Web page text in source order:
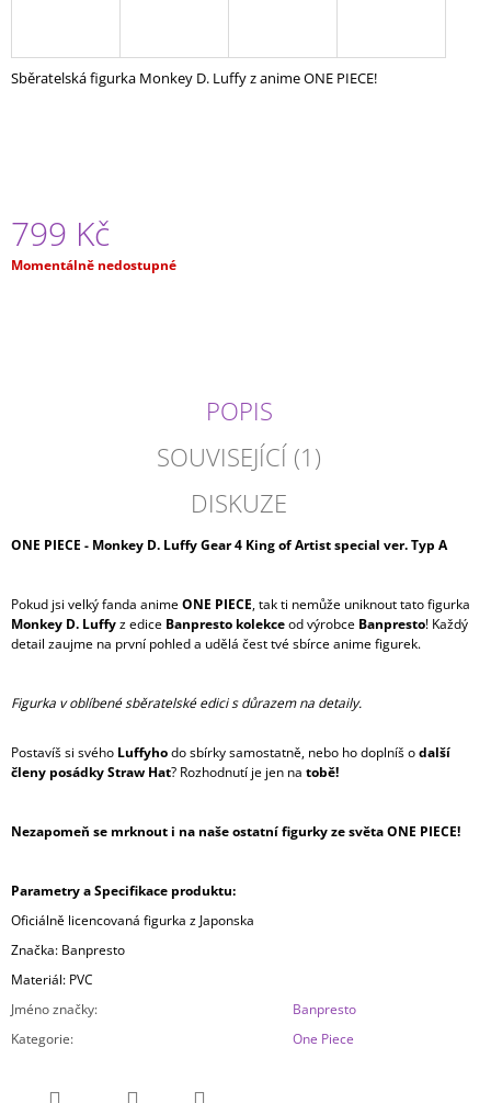
Sběratelská figurka Monkey D. Luffy z anime ONE PIECE!
799 Kč
Měrná
Momentálně nedostupné
POPIS
SOUVISEJÍCÍ (1)
DISKUZE
ONE PIECE - Monkey D. Luffy Gear 4 King of Artist special ver. Typ A
Pokud jsi velký fanda animeONE PIECE, tak ti nemůže uniknout tato figurka
Monkey D. Luffyz edice Banpresto kolekceod výrobce Banpresto! Každý
detail zaujme na první pohled a udělá čest tvé sbírce anime figurek.
Figurka v oblíbené sběratelské edici s důrazem na detaily.
Postavíš si svého Luffyhodo sbírky samostatně, nebo ho doplníš odalší
členy posádky Straw Hat? Rozhodnutí je jen na tobě!
Nezapomeň se mrknout i na naše ostatní figurky ze světa ONE PIECE!
Parametry a Specifikace produktu:
Oficiálně licencovaná figurka z Japonska
Značka: Banpresto
Materiál: PVC
Jméno značky:
Banpresto
Kategorie: One Piece
R
U
MY
HERO